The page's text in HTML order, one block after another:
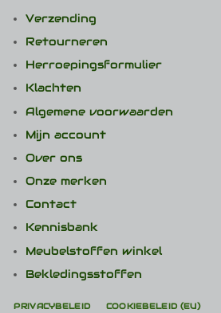
Verzending
Retourneren
Herroepingsformulier
Klachten
Algemene voorwaarden
Mijn account
Over ons
Onze merken
Contact
Kennisbank
Meubelstoffen winkel
Bekledingsstoffen
PRIVACYBELEID COOKIEBELEID (EU)